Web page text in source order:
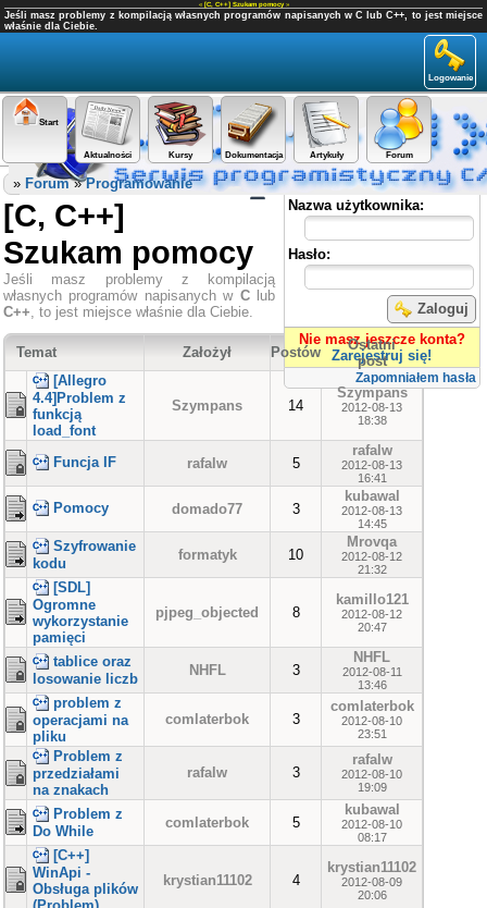
« [C, C++] Szukam pomocy»
Jeśli masz problemy z kompilacją własnych programów napisanych w C lub C++, to jest miejsce
właśnie dla Ciebie.
Logowanie
Start
Aktualności Kursy Dokumentacja Artykuły Forum
Panel użytkownika
Nazwa użytkownika:
Hasło:
Zaloguj
Nie masz jeszcze konta?
Zarejestruj się!
Zapomniałem hasła
» Forum»Programowanie
[C, C++]
Szukam pomocy
Jeśli masz problemy z kompilacją
własnych programów napisanych w Club
C++, to jest miejsce właśnie dla Ciebie.
Temat Założył Postów
Ostatni
post
[Allegro
4.4]Problem z
funkcją
load_font
Szympans 14
Szympans
2012-08-13
18:38
Funcja IF rafalw 5
rafalw
2012-08-13
16:41
Pomocy domado77 3
kubawal
2012-08-13
14:45
Szyfrowanie
kodu
formatyk 10
Mrovqa
2012-08-12
21:32
[SDL]
Ogromne
wykorzystanie
pamięci
pjpeg_objected 8
kamillo121
2012-08-12
20:47
tablice oraz
losowanie liczb
NHFL 3
NHFL
2012-08-11
13:46
problem z
operacjami na
pliku
comlaterbok 3
comlaterbok
2012-08-10
23:51
Problem z
przedziałami
na znakach
rafalw 3
rafalw
2012-08-10
19:09
Problem z
Do While
comlaterbok 5
kubawal
2012-08-10
08:17
[C++]
WinApi -
Obsługa plików
krystian11102 4
krystian11102
2012-08-09
20:06